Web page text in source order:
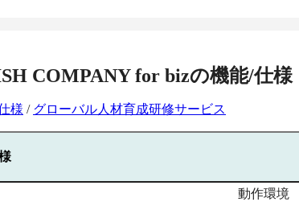
COMPANY for bizの機能/仕様
様 / グローバル人材育成研修サービス
動作環境